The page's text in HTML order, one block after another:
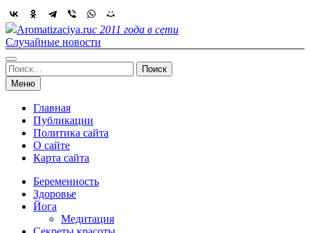
Skip
to
content
Aromatizaciya.ruс 2011 года в сети
Случайные новости
Найти:
Меню
Главная
Публикации
Политика сайта
О сайте
Карта сайта
Беременность
Здоровье
Йога
Медитация